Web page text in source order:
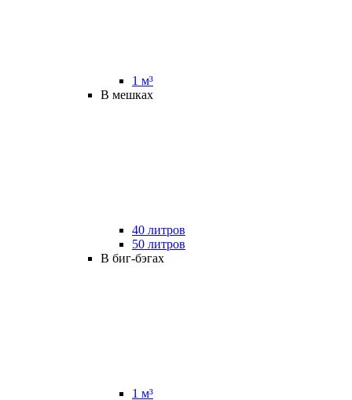
1 м³
В мешках
40 литров
50 литров
В биг-бэгах
1 м³